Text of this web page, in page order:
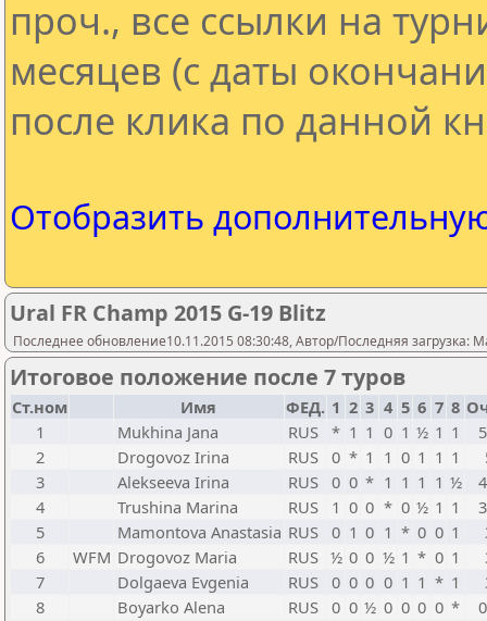
проч., все ссылки на
месяцев (с даты
после клика по данной
Отобразить
Ural FR Champ 2015 G-19 Blitz
Последнее обновление10.11.2015 08:30:48, Автор/Последняя загрузка:
Итоговое положение после 7 туров
Ст.ном Имя ФЕД. 1 2 3 4 5 6 7 8
1
Mukhina Jana RUS * 1 1 0 1 ½ 1 1
2
Drogovoz Irina RUS 0 * 1 1 0 1 1 1
3
Alekseeva Irina RUS 0 0 * 1 1 1 1 ½
4
Trushina Marina RUS 1 0 0 * 0 ½ 1 1
5
Mamontova Anastasia RUS 0 1 0 1 * 0 0 1
6
WFM Drogovoz Maria RUS ½ 0 0 ½ 1 * 0 1
7
Dolgaeva Evgenia RUS 0 0 0 0 1 1 * 1
8
Boyarko Alena RUS 0 0 ½ 0 0 0 0 *